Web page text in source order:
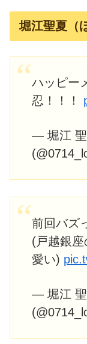
堀江聖夏（
ハッピー
忍！！！
— 堀江 聖
前回バズ
(戸越銀
愛い)
— 堀江 聖